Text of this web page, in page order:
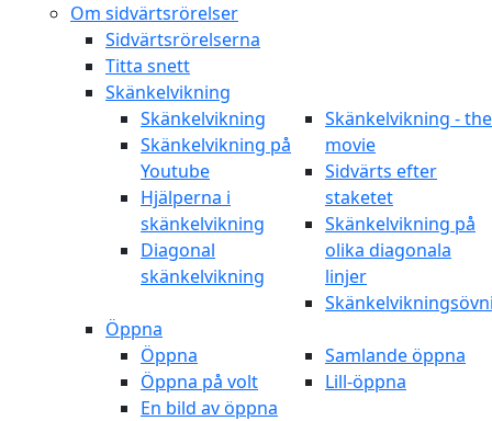
Om sidvärtsrörelser
Sidvärtsrörelserna
Titta snett
Skänkelvikning
Skänkelvikning
Skänkelvikning på
Youtube
Hjälperna i
skänkelvikning
Diagonal
skänkelvikning
Skänkelvikning - the
movie
Sidvärts efter
staketet
Skänkelvikning på
olika diagonala
linjer
Öppna
Öppna
Öppna på volt
En bild av öppna
Samlande öppna
Lill-öppna